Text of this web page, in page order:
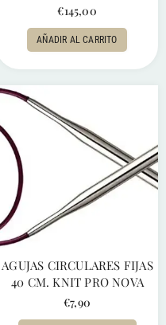
€145,00
AÑADIR AL CARRITO
AGUJAS CIRCULARES FIJAS
40 CM. KNIT PRO NOVA
€7,90